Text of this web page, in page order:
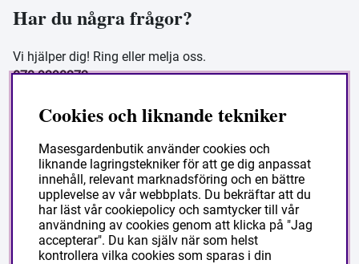
Har du några frågor?
Vi hjälper dig! Ring eller melja oss.
070-9390272
butik@masesgarden.se
Information
Frakt och leverans
Köpvillkor
Cookies och liknande tekniker
Masesgardenbutik använder cookies och
liknande lagringstekniker för att ge dig anpassat
innehåll, relevant marknadsföring och en bättre
upplevelse av vår webbplats. Du bekräftar att du
har läst vår cookiepolicy och samtycker till vår
användning av cookies genom att klicka på "Jag
accepterar". Du kan själv när som helst
kontrollera vilka cookies som sparas i din